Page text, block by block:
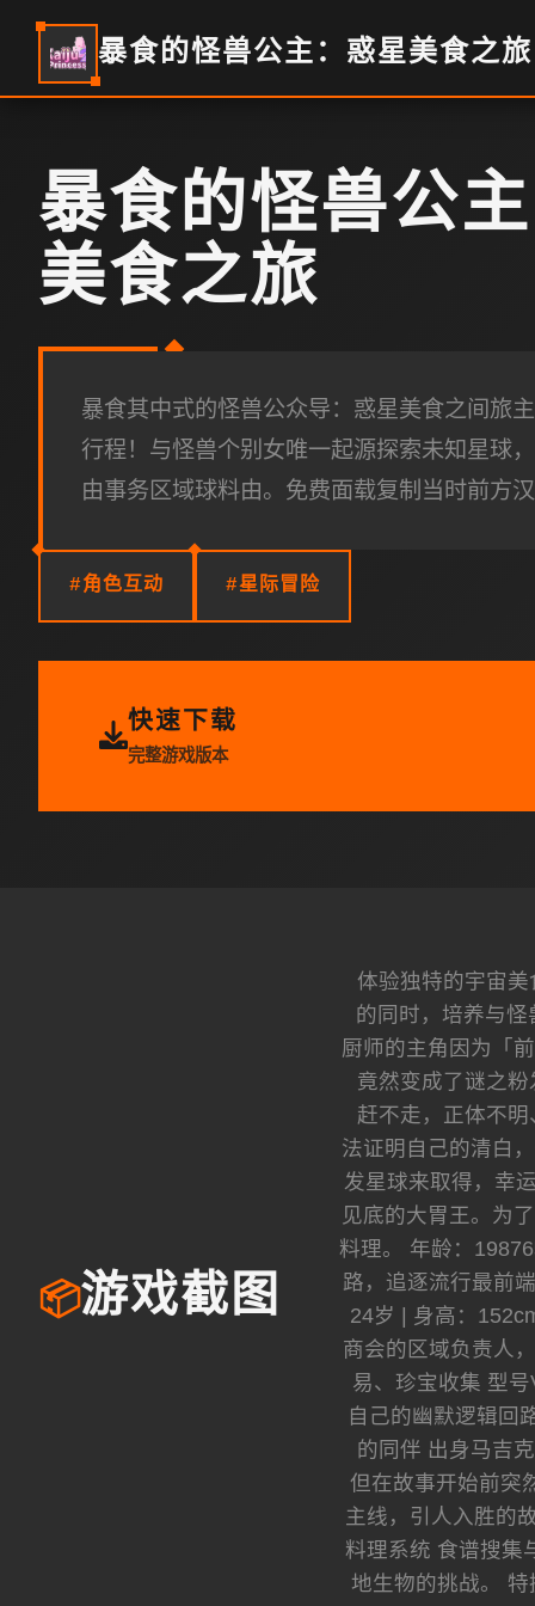
暴食的怪兽公主：惑星美食之旅
暴食的怪兽公
美食之旅
暴食其中式的怪兽公众导：惑星美食之间旅
行程！与怪兽个别女唯一起源探索未知星球
由事务区域球料由。免费面载复制当时前方汉
#角色互动 #星际冒险
快速下载
完整游戏版本
📦游戏截图
体验独特的宇宙
的同时，培养与
厨师的主角因为「
竟然变成了谜之
赶不走，正体不
法证明自己的清白
发星球来取得，幸
见底的大胃王。为
料理。 年龄：
路，追逐流行最前
24岁 | 身高：
商会的区域负责人
易、珍宝收集 型
自己的幽默逻辑回
的同伴 出身马吉
但在故事开始前突
主线，引人入胜的
料理系统 食谱搜集
地生物的挑战。